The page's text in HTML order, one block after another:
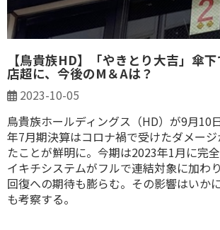
【鳥貴族HD】「やきとり大吉」傘
店超に、今後のM＆Aは？
2023-10-05
鳥貴族ホールディングス（HD）が9月10
年7月期決算はコロナ禍で受けたダメー
たことが鮮明に。今期は2023年1月に完
イキチシステムがフルで連結対象に加わ
回復への期待も膨らむ。その影響はいか
も考察する。